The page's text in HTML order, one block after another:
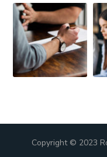
Copyright © 2023